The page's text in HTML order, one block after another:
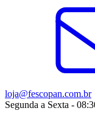
loja@fescopan.com.br
Segunda a Sexta -